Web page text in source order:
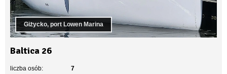
Giżycko, port Lowen Marina
Baltica 26
liczba osób:
7